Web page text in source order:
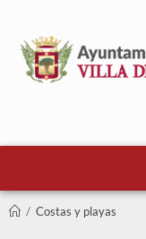
/ Costas y playas